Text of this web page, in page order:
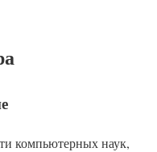
компьютерных наук,